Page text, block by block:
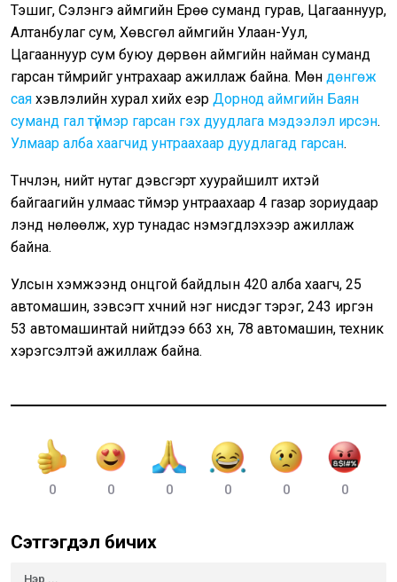
Тэшиг, Сэлэнгэ аймгийн Ерөө суманд гурав, Цагааннуур,
Алтанбулаг сум, Хөвсгөл аймгийн Улаан-Уул,
Цагааннуур сум буюу дөрвөн аймгийн найман суманд
гарсан түймрийг унтрахаар ажиллаж байна. Мөн дөнгөж
сая хэвлэлийн хурал хийх үеэр Дорнод аймгийн Баян
суманд гал түймэр гарсан гэх дуудлага мэдээлэл ирсэн.
Улмаар алба хаагчид унтраахаар дуудлагад гарсан.
Түүнчлэн, нийт нутаг дэвсгэрт хуурайшилт ихтэй
байгаагийн улмаас түймэр унтраахаар 4 газар зориудаар
үүлэнд нөлөөлж, хур тунадас нэмэгдүүлэхээр ажиллаж
байна.
Улсын хэмжээнд онцгой байдлын 420 алба хаагч, 25
автомашин, зэвсэгт хүчний нэг нисдэг тэрэг, 243 иргэн
53 автомашинтай нийтдээ 663 хүн, 78 автомашин, техник
хэрэгсэлтэй ажиллаж байна.
0 0 0 0 0 0
Сэтгэгдэл бичих